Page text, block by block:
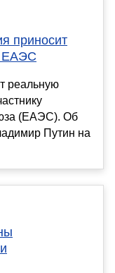
приносит
ЕАЭС
реальную
(ЕАЭС). Об
Путин на